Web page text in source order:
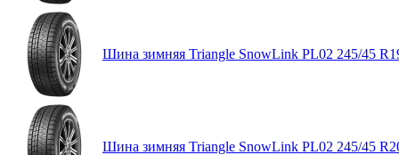
Шина зимняя Triangle SnowLink PL02 245/45
Шина зимняя Triangle SnowLink PL02 245/45